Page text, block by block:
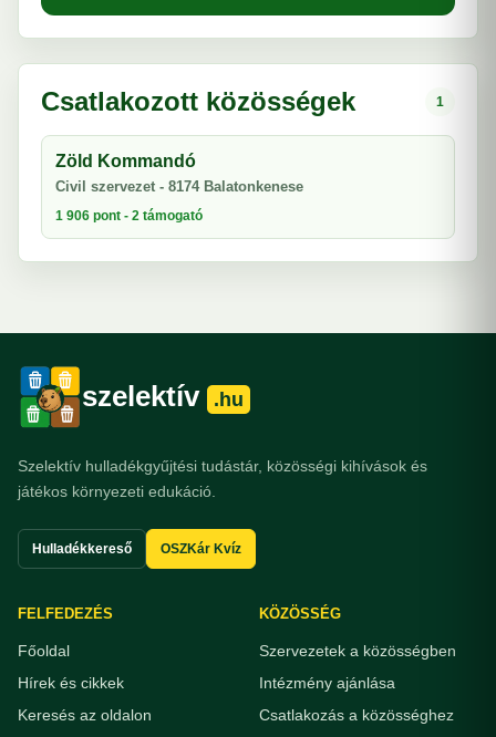
Csatlakozott közösségek 1
Zöld Kommandó
Civil szervezet - 8174 Balatonkenese
1 906 pont - 2 támogató
szelektív .hu
Szelektív hulladékgyűjtési tudástár, közösségi kihívások és
játékos környezeti edukáció.
Hulladékkereső OSZKár Kvíz
FELFEDEZÉS
Főoldal
Hírek és cikkek
Keresés az oldalon
KÖZÖSSÉG
Szervezetek a közösségben
Intézmény ajánlása
Csatlakozás a közösséghez